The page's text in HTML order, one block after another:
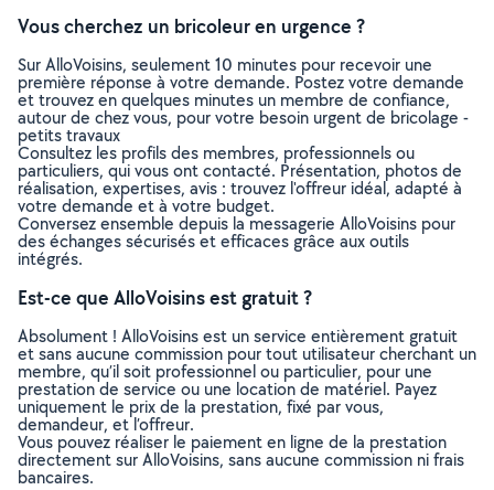
Vous cherchez un bricoleur en urgence ?
Sur AlloVoisins, seulement 10 minutes pour recevoir une
première réponse à votre demande. Postez votre demande
et trouvez en quelques minutes un membre de confiance,
autour de chez vous, pour votre besoin urgent de bricolage -
petits travaux
Consultez les profils des membres, professionnels ou
particuliers, qui vous ont contacté. Présentation, photos de
réalisation, expertises, avis : trouvez l'offreur idéal, adapté à
votre demande et à votre budget.
Conversez ensemble depuis la messagerie AlloVoisins pour
des échanges sécurisés et efficaces grâce aux outils
intégrés.
Est-ce que AlloVoisins est gratuit ?
Absolument ! AlloVoisins est un service entièrement gratuit
et sans aucune commission pour tout utilisateur cherchant un
membre, qu’il soit professionnel ou particulier, pour une
prestation de service ou une location de matériel. Payez
uniquement le prix de la prestation, fixé par vous,
demandeur, et l’offreur.
Vous pouvez réaliser le paiement en ligne de la prestation
directement sur AlloVoisins, sans aucune commission ni frais
bancaires.